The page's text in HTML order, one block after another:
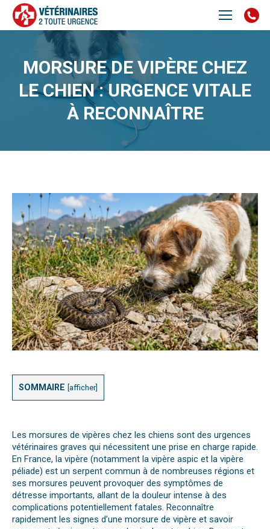
MORSURE DE VIPÈRE CHEZ
LE CHIEN : URGENCE VITALE
À RECONNAÎTRE
SOMMAIRE afficher
Les morsures de vipères chez les chiens sont des urgences
vétérinaires graves qui nécessitent une prise en charge rapide.
En France, la vipère (notamment la vipère aspic et la vipère
péliade) est un serpent commun à de nombreuses régions et
ses morsures peuvent provoquer des symptômes de
détresse importants, allant de la douleur intense à des
complications potentiellement fatales. Reconnaître
rapidement les signes d’une morsure de vipère et savoir